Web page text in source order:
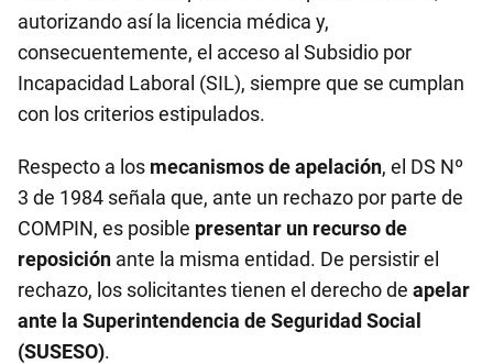
autorizando así la licencia médica y,
consecuentemente, el acceso al Subsidio por
Incapacidad Laboral (SIL), siempre que se cumplan
con los criterios estipulados.
Respecto a los mecanismos de apelación, el DS Nº
3 de 1984 señala que, ante un rechazo por parte de
COMPIN, es posible presentar un recurso de
reposición ante la misma entidad. De persistir el
rechazo, los solicitantes tienen el derecho de apelar
ante la Superintendencia de Seguridad Social
(SUSESO).